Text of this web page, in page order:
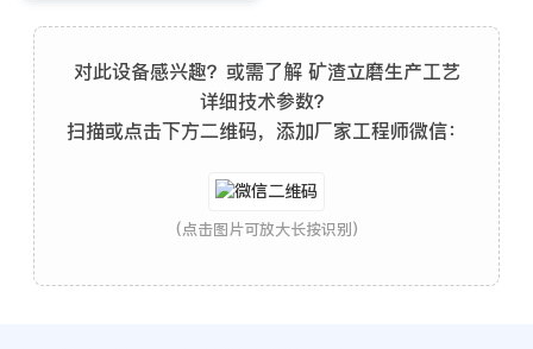
对此设备感兴趣？或需了解 矿渣立磨生产工艺
详细技术参数？
扫描或点击下方二维码，添加厂家工程师微信：
(点击图片可放大长按识别)